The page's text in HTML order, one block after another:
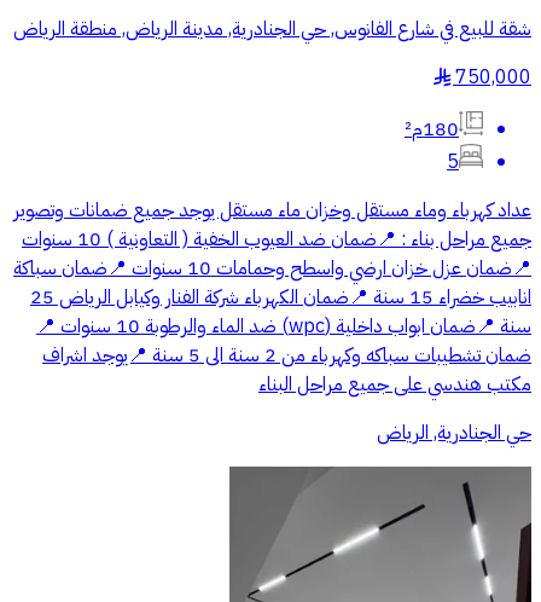
شقة للبيع في شارع الفانوس, حي الجنادرية, مدينة الرياض, منطقة الرياض
750,000
§
180م²
5
عداد كهرباء وماء مستقل وخزان ماء مستقل يوجد جميع ضمانات وتصوير
جميع مراحل بناء : 📍ضمان ضد العيوب الخفية ( التعاونية ) 10 سنوات
📍ضمان عزل خزان ارضي واسطح وحمامات 10 سنوات 📍ضمان سباكة
انابيب خضراء 15 سنة 📍ضمان الكهرباء شركة الفنار وكيابل الرياض 25
سنة 📍ضمان ابواب داخلية (wpc) ضد الماء والرطوبة 10 سنوات 📍
ضمان تشطيبات سباكه وكهرباء من 2 سنة الى 5 سنة 📍يوجد اشراف
مكتب هندسي على جميع مراحل البناء
حي الجنادرية, الرياض